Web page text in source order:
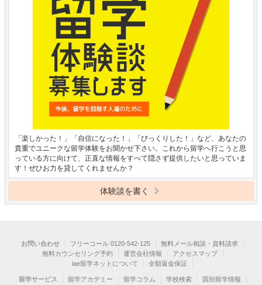
「楽しかった！」「自信になった！」「びっくりした！」など、あなたの
貴重でユニークな留学体験をお聞かせ下さい。これから留学へ行こうと思
っている方に向けて、正直な情報をすべて隠さず提供したいと思っていま
す！ぜひお力を貸してくれませんか？
体験談を書く
お問い合わせ フリーコール 0120-542-125
無料メール相談・資料請求
無料カウンセリング予約
運営会社情報
アクセスマップ
iae留学ネットについて
全額返金保証
留学サービス 留学アカデミー 留学コラム 学校検索 国別留学情報